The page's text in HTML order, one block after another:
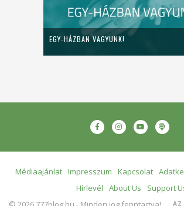
EGY-HÁZBAN VAGYUNK!
Médiaajánlat Impresszum Kapcsolat
Hírlevél
About Us
Support
AZ